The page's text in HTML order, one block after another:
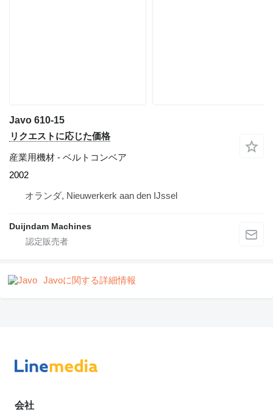
Javo 610-15
リクエストに応じた価格
産業用機材 - ベルトコンベア
2002
オランダ, Nieuwerkerk aan den IJssel
Duijndam Machines
Javoに関する詳細情報
会社